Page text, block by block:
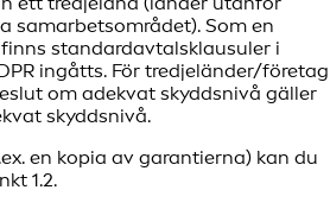
samarbetsområdet). Som en
standardavtalsklausuler i
ingåtts. För tredjeländer/företag
om adekvat skyddsnivå gäller
skyddsnivå.
en kopia av garantierna) kan du
1.2.